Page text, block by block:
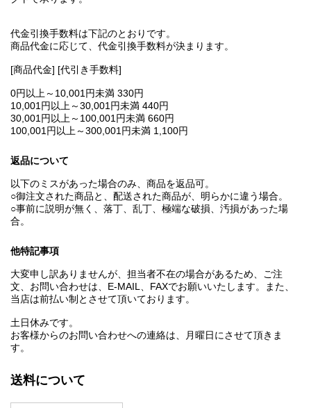
代金引換手数料は下記のとおりです。
商品代金に応じて、代金引換手数料が決まります。
[商品代金] [代引き手数料]
0円以上～10,001円未満 330円
10,001円以上～30,001円未満 440円
30,001円以上～100,001円未満 660円
100,001円以上～300,001円未満 1,100円
返品について
以下のミスがあった場合のみ、商品を返品可。
○御注文された商品と、配送された商品が、明らかに違う場合。
○事前に説明が無く、落丁、乱丁、極端な破損、汚損があった場
合。
他特記事項
大変申し訳ありませんが、担当者不在の場合があるため、ご注
文、お問い合わせは、E‐MAIL、FAXでお願いいたします。また、
当店は前払い制とさせて頂いております。
土日休みです。
お客様からのお問い合わせへの連絡は、月曜日にさせて頂きま
す。
送料について